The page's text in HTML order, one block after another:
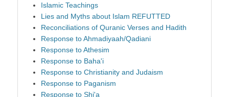
Islamic Teachings
Lies and Myths about Islam REFUTTED
Reconciliations of Quranic Verses and Hadith
Response to Ahmadiyaah/Qadiani
Response to Athesim
Response to Baha'i
Response to Christianity and Judaism
Response to Paganism
Response to Shi'a